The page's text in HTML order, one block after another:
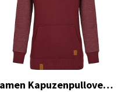
Damen Kapuzenpullover - Herrnhut Collection